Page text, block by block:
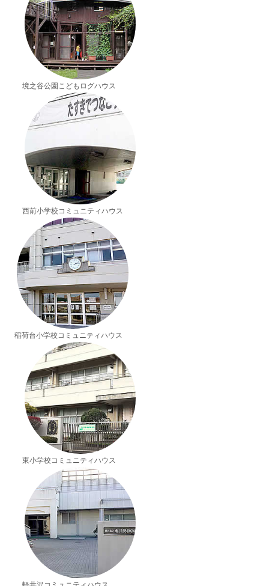
境之谷公園こどもログハウス
西前小学校コミュニティハウス
稲荷台小学校コミュニティハウス
東小学校コミュニティハウス